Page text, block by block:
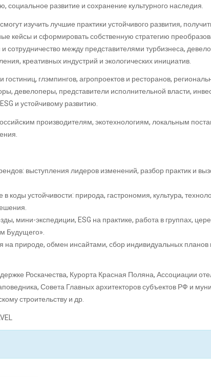
социальное развитие и сохранение культурного наследия.
изучить лучшие практики устойчивого развития,
кейсы и сформировать собственную стратегию
между представителями турбизнеса,
креативных индустрий и экологических инициатив.
гостиниц, глэмпингов, агропроектов и ресторанов,
девелоперы, представители исполнительной власти,
и устойчивому развитию.
производителям, экотехнологиям, локальным
выступления лидеров изменений, разбор практик и
коды устойчивости: природа, гастрономия, культура,
мини-экспедиции, ESG на практике, работа в группах,
Будущего».
на природе, обмен инсайтами, сбор индивидуальных планов
Роскачества, Курорта Красная Поляна, Ассоциации
Совета Главных архитекторов субъектов РФ и
строительству и др.